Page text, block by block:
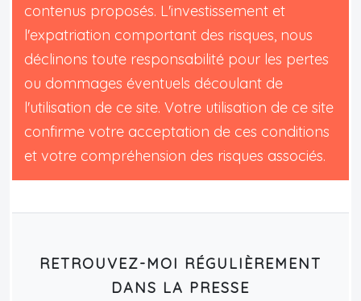
contenus proposés. L'investissement et
l'expatriation comportant des risques, nous
déclinons toute responsabilité pour les pertes
ou dommages éventuels découlant de
l'utilisation de ce site. Votre utilisation de ce site
confirme votre acceptation de ces conditions
et votre compréhension des risques associés.
RETROUVEZ-MOI RÉGULIÈREMENT
DANS LA PRESSE